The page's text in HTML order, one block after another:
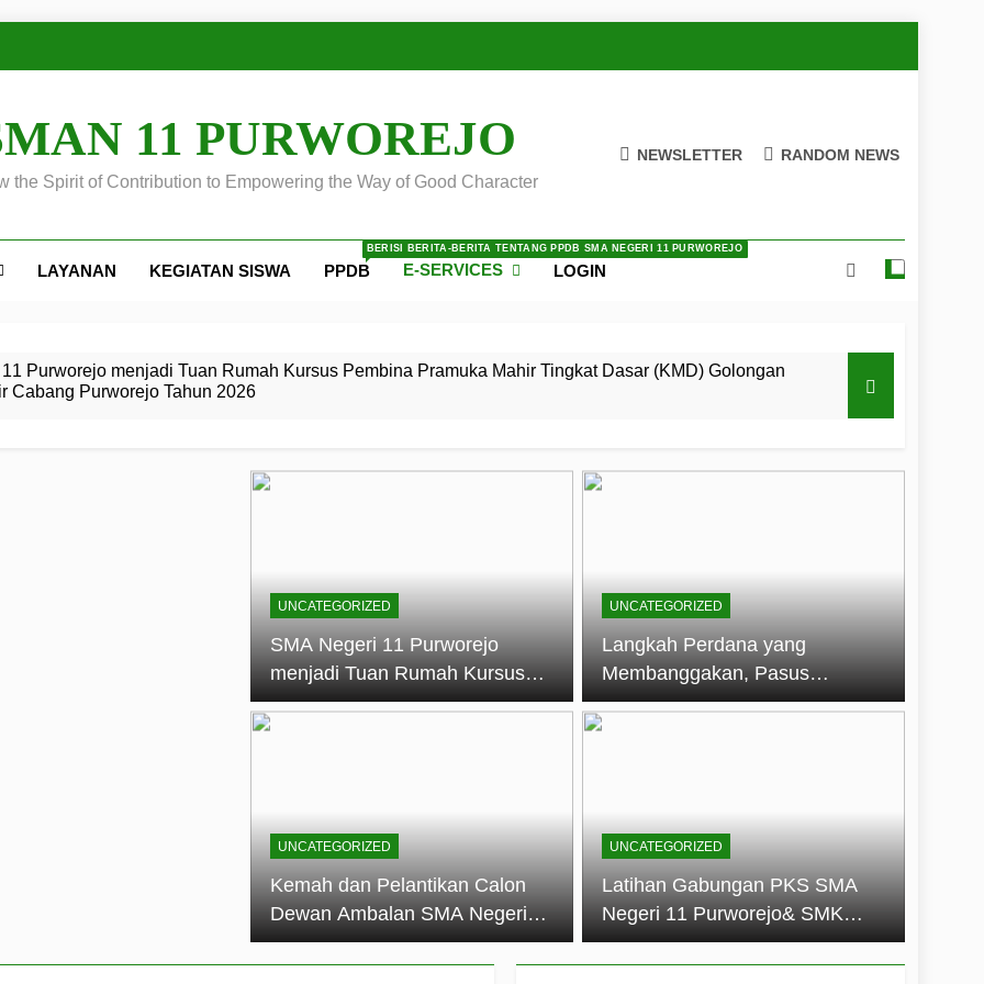
11 PURWOREJO
the Spirit of Contribution to Empowering the Way of Good Character
NEWSLETTER RANDOM NEWS
LAYANAN KEGIATAN SISWA PPDB
BERISI BERITA-BERITA TENTANG PPDB SMA NEGERI 11 PURWOREJO
E-SERVICES LOGIN
Purworejo menjadi Tuan Rumah Kursus Pembina Pramuka Mahir Tingkat Dasar (KMD) Golongan
Cabang Purworejo Tahun 2026
Calon Dewan Ambalan SMA Negeri 11 Purworejo: Membentuk Jiwa Kepemimpinan, Disiplin,
11 Purworejo Sukses Gelar LPBB Jatayudha Open 2 Tahun 2026
Tingkat
Gugus Depan
di LKBB
oleh Pasukan Khusus
11
Negeri 11 Purworejo
menjadi lokasi pelaksanaan
UNCATEGORIZED
SMA Negeri 11 Purworejo
menjadi Tuan Rumah Kursus
Pembina Pramuka Mahir
UNCATEGORIZED
Langkah Perdana yang
Membanggakan, Pasus
Jatayudha Ukir Prestasi di
UNCATEGORIZED
Kemah dan Pelantikan Calon
Dewan Ambalan SMA Negeri
11 Purworejo: Membentuk Jiwa
Kepemimpinan, Disiplin, dan
UNCATEGORIZED
Latihan Gabungan PKS SMA
Negeri 11 Purworejo& SMK
Negeri 6 Purworejo:
Membangun Disiplin,